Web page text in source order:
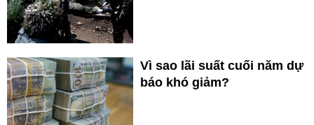
Vì sao lãi suất cuối năm dự
báo khó giảm?